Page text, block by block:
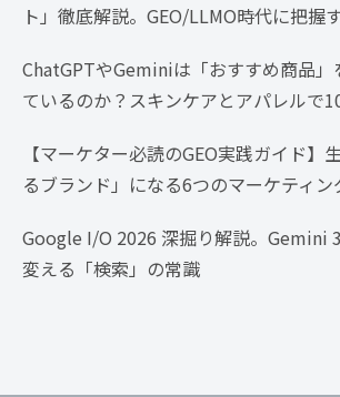
ト」徹底解説。GEO/LLMO時代に把握
ChatGPTやGeminiは「おすすめ商品」
ているのか？スキンケアとアパレルで
【マーケター必読のGEO実践ガイド】
るブランド」になる6つのマーケティン
Google I/O 2026 深掘り解説。Gemini
変える「検索」の常識